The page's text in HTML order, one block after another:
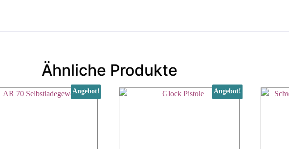
Ähnliche Produkte
Angebot! Angebot!